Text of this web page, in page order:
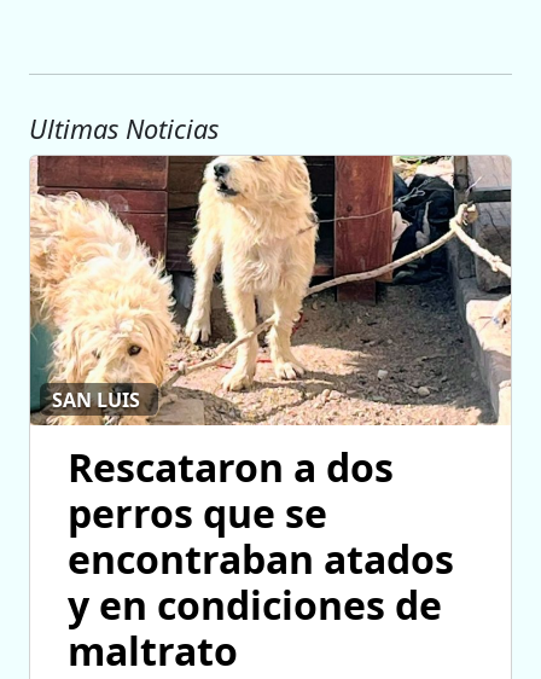
Ultimas Noticias
SAN LUIS
Rescataron a dos
perros que se
encontraban atados
y en condiciones de
maltrato